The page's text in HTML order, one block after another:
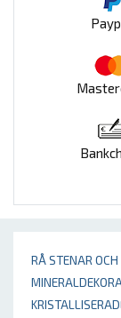
RÅ STENAR